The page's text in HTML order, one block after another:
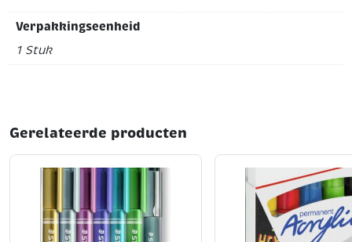
Verpakkingseenheid
1 Stuk
Gerelateerde producten